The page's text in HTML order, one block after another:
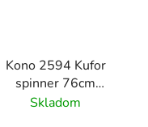
Kono 2594 Kufor
spinner 76cm
Béžová/Hnedá
Skladom